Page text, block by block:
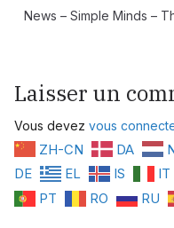
News – Simple Minds –
Laisser un
Vous devez vous
ZH-CN DA
DE
EL IS IT
PT
RO RU